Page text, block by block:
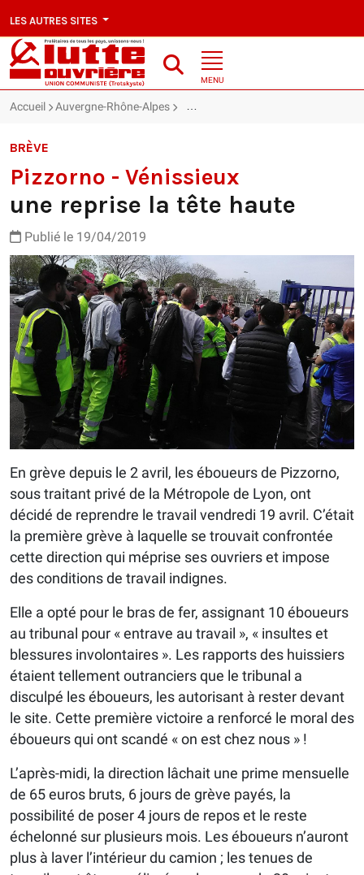
LES AUTRES SITES
MENU
Accueil Auvergne-Rhône-Alpes Pizzorno - Vénissieux : une reprise
BRÈVE
Pizzorno - Vénissieux
une reprise la tête haute
Publié le 19/04/2019
En grève depuis le 2 avril, les éboueurs de Pizzorno,
sous traitant privé de la Métropole de Lyon, ont
décidé de reprendre le travail vendredi 19 avril. C’était
la première grève à laquelle se trouvait confrontée
cette direction qui méprise ses ouvriers et impose
des conditions de travail indignes.
Elle a opté pour le bras de fer, assignant 10 éboueurs
au tribunal pour « entrave au travail », « insultes et
blessures involontaires ». Les rapports des huissiers
étaient tellement outranciers que le tribunal a
disculpé les éboueurs, les autorisant à rester devant
le site. Cette première victoire a renforcé le moral des
éboueurs qui ont scandé « on est chez nous » !
L’après-midi, la direction lâchait une prime mensuelle
de 65 euros bruts, 6 jours de grève payés, la
possibilité de poser 4 jours de repos et le reste
échelonné sur plusieurs mois. Les éboueurs n’auront
plus à laver l’intérieur du camion ; les tenues de